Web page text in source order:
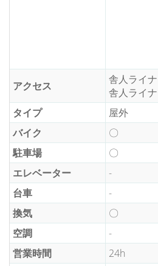
アクセス
舎人ライ
舎人ライ
タイプ
屋外
バイク
〇
駐車場
〇
エレベーター
-
台車
-
換気
〇
空調
-
営業時間
24h